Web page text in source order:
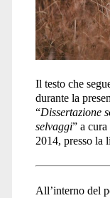
Il testo che
durante la
“Dissertazione
selvaggi” a
2014, presso
All’interno del